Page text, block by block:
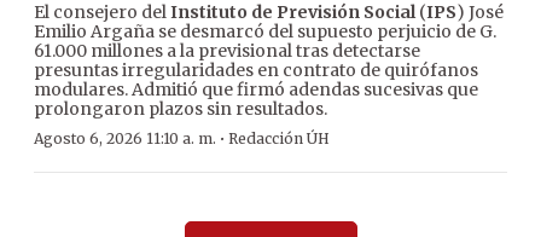
El consejero delInstituto de Previsión Social(IPS) José
Emilio Argaña se desmarcó del supuesto perjuicio de G.
61.000 millones a la previsional tras detectarse
presuntas irregularidades en contrato de quirófanos
modulares. Admitió que firmó adendas sucesivas que
prolongaron plazos sin resultados.
Agosto 6, 2026 11:10 a. m. · Redacción ÚH